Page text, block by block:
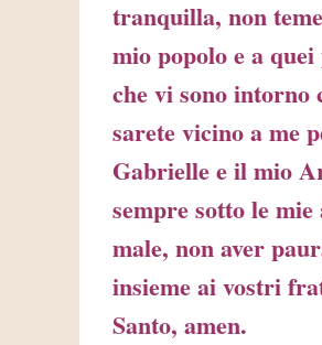
tranquilla, non
mio popolo e a
che vi sono intorno
sarete vicino a me
Gabrielle e il mio
sempre sotto le
male, non aver
insieme ai vostri
Santo, amen.